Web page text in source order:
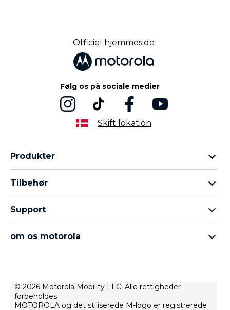
Officiel hjemmeside
Følg os på sociale medier
Skift lokation
Produkter
Moto G-familien
thinkphone by motorola
Tilbehør
Support
Reparationstilstand
Gendannelse og smart assistent
om os motorola
Salgsbetingelser
Brugsbetingelser
© 2026 Motorola Mobility LLC. Alle rettigheder
forbeholdes
MOTOROLA og det stiliserede M-logo er registrerede